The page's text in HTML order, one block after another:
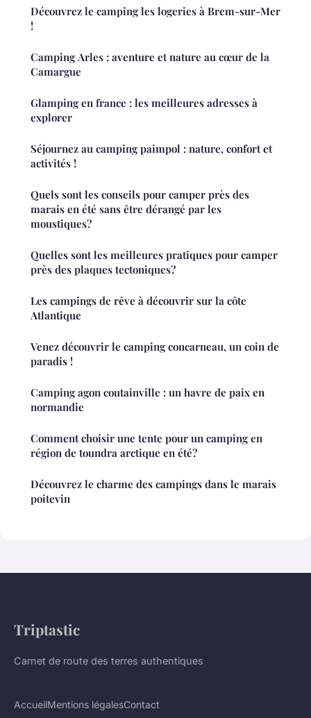
Découvrez le camping les logeries à Brem-sur-Mer
!
Camping Arles : aventure et nature au cœur de la
Camargue
Glamping en france : les meilleures adresses à
explorer
Séjournez au camping paimpol : nature, confort et
activités !
Quels sont les conseils pour camper près des
marais en été sans être dérangé par les
moustiques?
Quelles sont les meilleures pratiques pour camper
près des plaques tectoniques?
Les campings de rêve à découvrir sur la côte
Atlantique
Venez découvrir le camping concarneau, un coin de
paradis !
Camping agon coutainville : un havre de paix en
normandie
Comment choisir une tente pour un camping en
région de toundra arctique en été?
Découvrez le charme des campings dans le marais
poitevin
Triptastic
Carnet de route des terres authentiques
AccueilMentions légalesContact